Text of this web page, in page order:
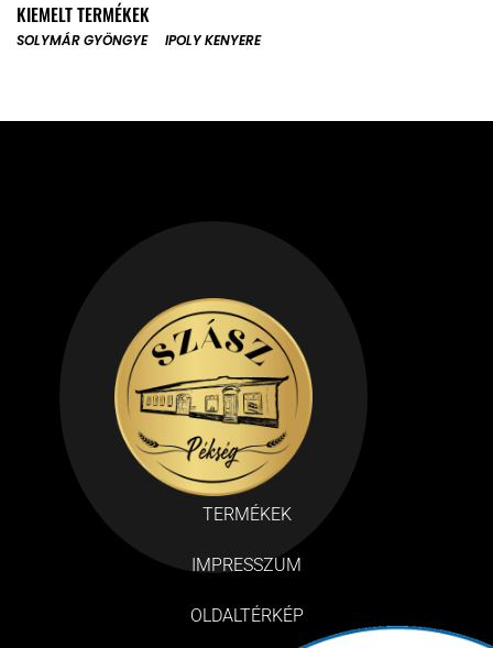
KIEMELT TERMÉKEK
SOLYMÁR GYÖNGYE IPOLY KENYERE
TERMÉKEK
IMPRESSZUM
OLDALTÉRKÉP